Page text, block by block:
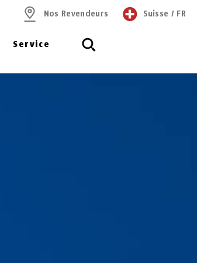
Service
Nos Revendeurs Suisse / FR